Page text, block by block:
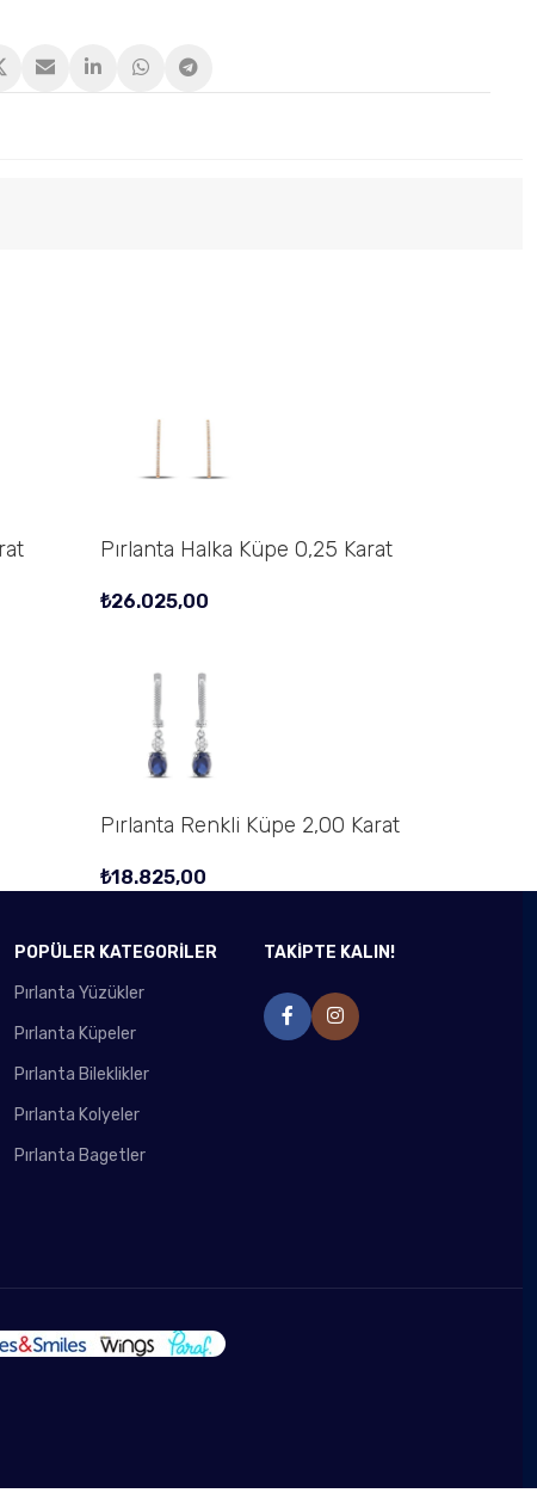
Pırlanta Halka Küpe 0,25 Karat
₺26.025,00
Pırlanta Renkli Küpe 2,00 Karat
₺18.825,00
POPÜLER KATEGORİLER
Pırlanta Yüzükler
Pırlanta Küpeler
Pırlanta Bileklikler
Pırlanta Kolyeler
Pırlanta Bagetler
TAKİPTE KALIN!